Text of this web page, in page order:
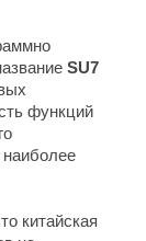
SU7
функций
наиболее
китайская